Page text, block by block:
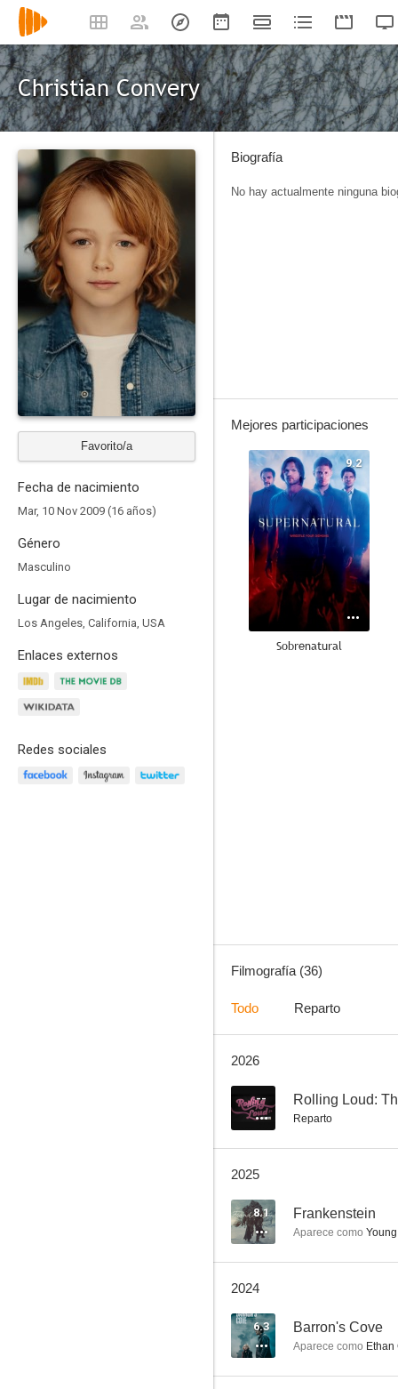
Christian Convery
Favorito/a
Fecha de nacimiento
Mar, 10 Nov 2009 (16 años)
Género
Masculino
Lugar de nacimiento
Los Angeles, California, USA
Enlaces externos
Redes sociales
Biografía
No hay actualmente ninguna
Mejores participaciones
9.2
Sobrenatural
Filmografía (36)
Todo Reparto
2026
-- Rolling Loud:
Reparto
2025
8.1 Frankenstein
Aparece como
2024
6.3 Barron's Cove
Aparece como Ethan